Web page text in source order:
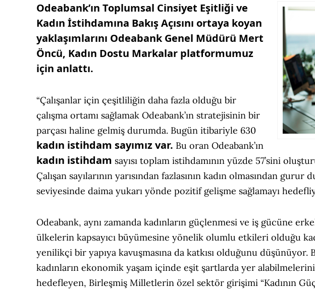
Odeabank’ın Toplumsal Cinsiyet Eşitliği ve
Kadın İstihdamına Bakış Açısını ortaya koyan
yaklaşımlarını Odeabank Genel Müdürü Mert
Öncü, Kadın Dostu Markalar platformumuz
için anlattı.
“Çalışanlar için çeşitliliğin daha fazla olduğu bir
çalışma ortamı sağlamak Odeabank’ın stratejisinin bir
parçası haline gelmiş durumda. Bugün itibariyle 630
kadın istihdam sayımız var. Bu oran Odeabank’ın
kadın istihdam sayısı toplam istihdamının yüzde 57’sini
Çalışan sayılarının yarısından fazlasının kadın olmasından
seviyesinde daima yukarı yönde pozitif gelişme sağlamayı
Odeabank, aynı zamanda kadınların güçlenmesi ve iş gücüne
ülkelerin kapsayıcı büyümesine yönelik olumlu etkileri olduğu
yenilikçi bir yapıya kavuşmasına da katkısı olduğunu düşünüyor.
kadınların ekonomik yaşam içinde eşit şartlarda yer
hedefleyen, Birleşmiş Milletlerin özel sektör girişimi “Kadının